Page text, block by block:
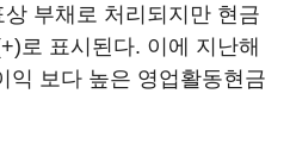
부채로 처리되지만 현금
로 표시된다. 이에 지난해
익 보다 높은 영업활동현금